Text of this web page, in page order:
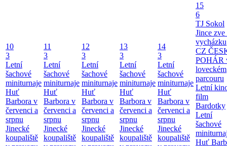
10
3
Letní
šachové
miniturnaje
Huť
Barbora v
červenci a
srpnu
Jinecké
koupaliště
11
3
Letní
šachové
miniturnaje
Huť
Barbora v
červenci a
srpnu
Jinecké
koupaliště
12
3
Letní
šachové
miniturnaje
Huť
Barbora v
červenci a
srpnu
Jinecké
koupaliště
13
3
Letní
šachové
miniturnaje
Huť
Barbora v
červenci a
srpnu
Jinecké
koupaliště
14
3
Letní
šachové
miniturnaje
Huť
Barbora v
červenci a
srpnu
Jinecké
koupaliště
15
6
TJ Sokol
Jince zve
vycházku
CZ
POHÁR
loveckém
parcouru
Letní
film
Bardotky
Letní
šachové
Huť